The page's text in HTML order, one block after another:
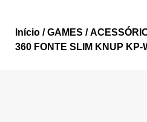
Início /GAMES /
360 FONTE SLIM KNUP KP-